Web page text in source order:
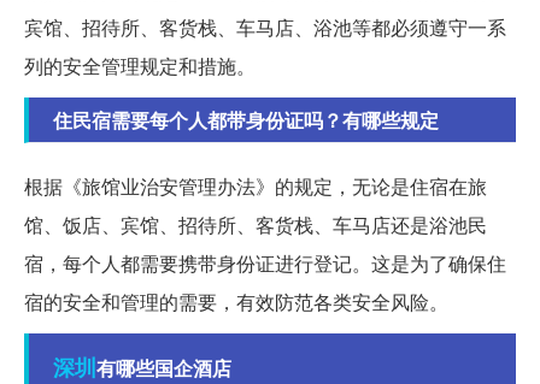
宾馆、招待所、客货栈、车马店、浴池等都必须遵守一系
列的安全管理规定和措施。
住民宿需要每个人都带身份证吗？有哪些规定
根据《旅馆业治安管理办法》的规定，无论是住宿在旅
馆、饭店、宾馆、招待所、客货栈、车马店还是浴池民
宿，每个人都需要携带身份证进行登记。这是为了确保住
宿的安全和管理的需要，有效防范各类安全风险。
深圳有哪些国企酒店